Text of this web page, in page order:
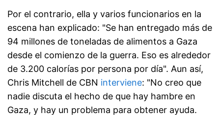
Por el contrario, ella y varios funcionarios en la
escena han explicado: "Se han entregado más de
94 millones de toneladas de alimentos a Gaza
desde el comienzo de la guerra. Eso es alrededor
de 3.200 calorías por persona por día". Aun así,
Chris Mitchell de CBN interviene: "No creo que
nadie discuta el hecho de que hay hambre en
Gaza, y hay un problema para obtener ayuda.